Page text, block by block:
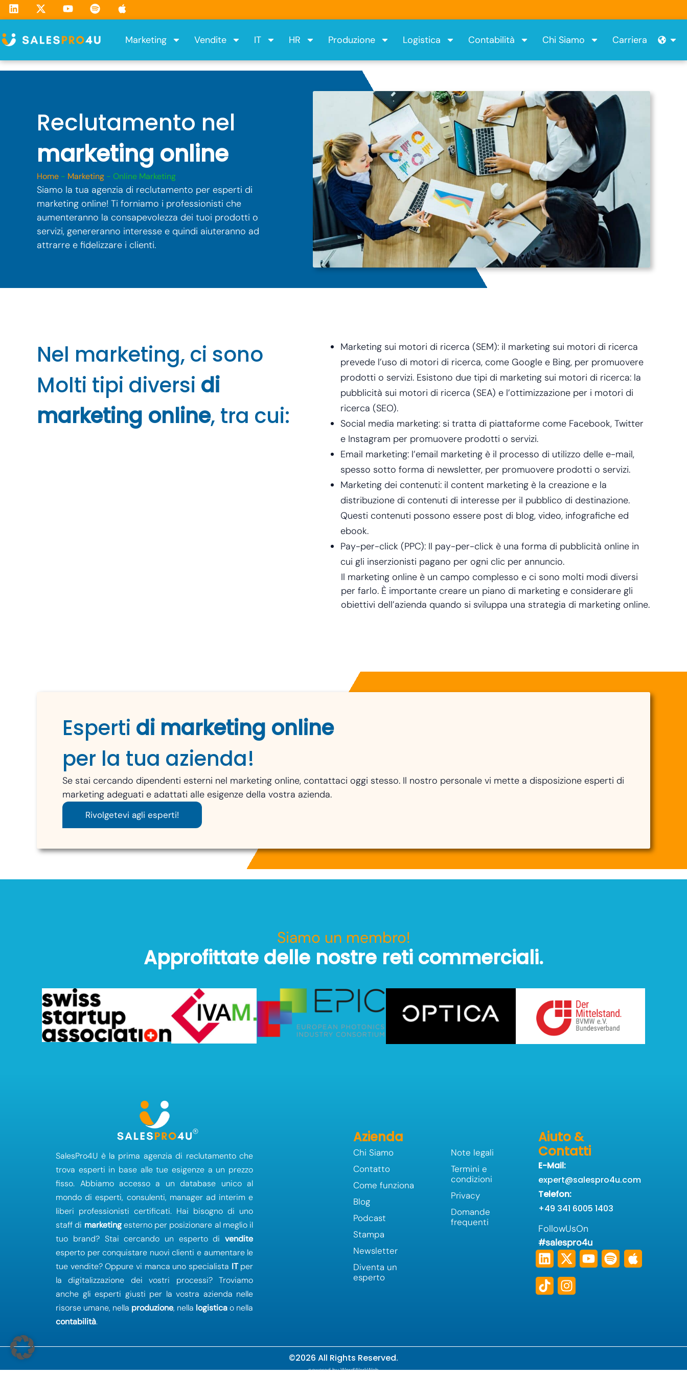
Skip
to
content
L
i
k
e
d
i
X
-
w
i
t
t
Y
o
t
u
b
e
S
p
t
i
f
y
A
p
e
Marketing Vendite IT HR Produzione Logistica Contabilità Chi Siamo Carriera
Reclutamento nel
marketing online
Home - Marketing - Online Marketing
Siamo la tua agenzia di reclutamento per esperti di
marketing online! Ti forniamo i professionisti che
aumenteranno la consapevolezza dei tuoi prodotti o
servizi, genereranno interesse e quindi aiuteranno ad
attrarre e fidelizzare i clienti.
Nel marketing, ci sono
Molti tipi diversi di
marketing online, tra cui:
Marketing sui motori di ricerca (SEM): il marketing sui motori di ricerca
prevede l’uso di motori di ricerca, come Google e Bing, per promuovere
prodotti o servizi. Esistono due tipi di marketing sui motori di ricerca: la
pubblicità sui motori di ricerca (SEA) e l’ottimizzazione per i motori di
ricerca (SEO).
Social media marketing: si tratta di piattaforme come Facebook, Twitter
e Instagram per promuovere prodotti o servizi.
Email marketing: l’email marketing è il processo di utilizzo delle e-mail,
spesso sotto forma di newsletter, per promuovere prodotti o servizi.
Marketing dei contenuti: il content marketing è la creazione e la
distribuzione di contenuti di interesse per il pubblico di destinazione.
Questi contenuti possono essere post di blog, video, infografiche ed
ebook.
Pay-per-click (PPC): Il pay-per-click è una forma di pubblicità online in
cui gli inserzionisti pagano per ogni clic per annuncio.
Il marketing online è un campo complesso e ci sono molti modi diversi
per farlo. È importante creare un piano di marketing e considerare gli
obiettivi dell’azienda quando si sviluppa una strategia di marketing online.
Esperti di marketing online
per la tua azienda!
Se stai cercando dipendenti esterni nel marketing online, contattaci oggi stesso. Il nostro personale vi mette a disposizione esperti di
marketing adeguati e adattati alle esigenze della vostra azienda.
Rivolgetevi agli esperti!
Siamo un membro!
Approfittate delle nostre reti commerciali.
SalesPro4U è la prima agenzia di reclutamento che
trova esperti in base alle tue esigenze a un prezzo
fisso. Abbiamo accesso a un database unico al
mondo di esperti, consulenti, manager ad interim e
liberi professionisti certificati. Hai bisogno di uno
staff di marketingesterno per posizionare al meglio il
tuo brand? Stai cercando un esperto divendite
esperto per conquistare nuovi clienti e aumentare le
tue vendite? Oppure vi manca uno specialista ITper
la digitalizzazione dei vostri processi? Troviamo
anche gli esperti giusti per la vostra azienda nelle
risorse umane, nella produzione, nella logisticao nella
contabilità.
Azienda
Chi Siamo
Contatto
Come funziona
Blog
Podcast
Stampa
Newsletter
Diventa un
esperto
Note legali
Termini e
condizioni
Privacy
Domande
frequenti
Aiuto &
Contatti
E-Mail:
expert@salespro4u.com
Telefon:
+49 341 6005 1403
FollowUsOn
#salespro4u
Linkedin
X-
twitter
Youtube
SpotifyApple
TiktokInstagram
©2026 All Rights Reserved.
powered by WordWerkWeb